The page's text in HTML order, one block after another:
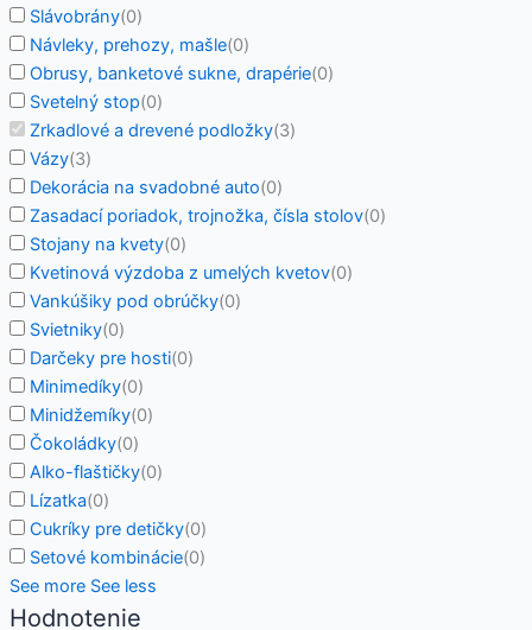
Slávobrány(0)
Návleky, prehozy, mašle(0)
Obrusy, banketové sukne, drapérie(0)
Svetelný stop(0)
Zrkadlové a drevené podložky(3)
Vázy(3)
Dekorácia na svadobné auto(0)
Zasadací poriadok, trojnožka, čísla stolov(0)
Stojany na kvety(0)
Kvetinová výzdoba z umelých kvetov(0)
Vankúšiky pod obrúčky(0)
Svietniky(0)
Darčeky pre hosti(0)
Minimedíky(0)
Minidžemíky(0)
Čokoládky(0)
Alko-flaštičky(0)
Lízatka(0)
Cukríky pre detičky(0)
Setové kombinácie(0)
See more See less
Hodnotenie